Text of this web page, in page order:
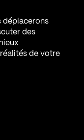
déplacerons
des
de votre